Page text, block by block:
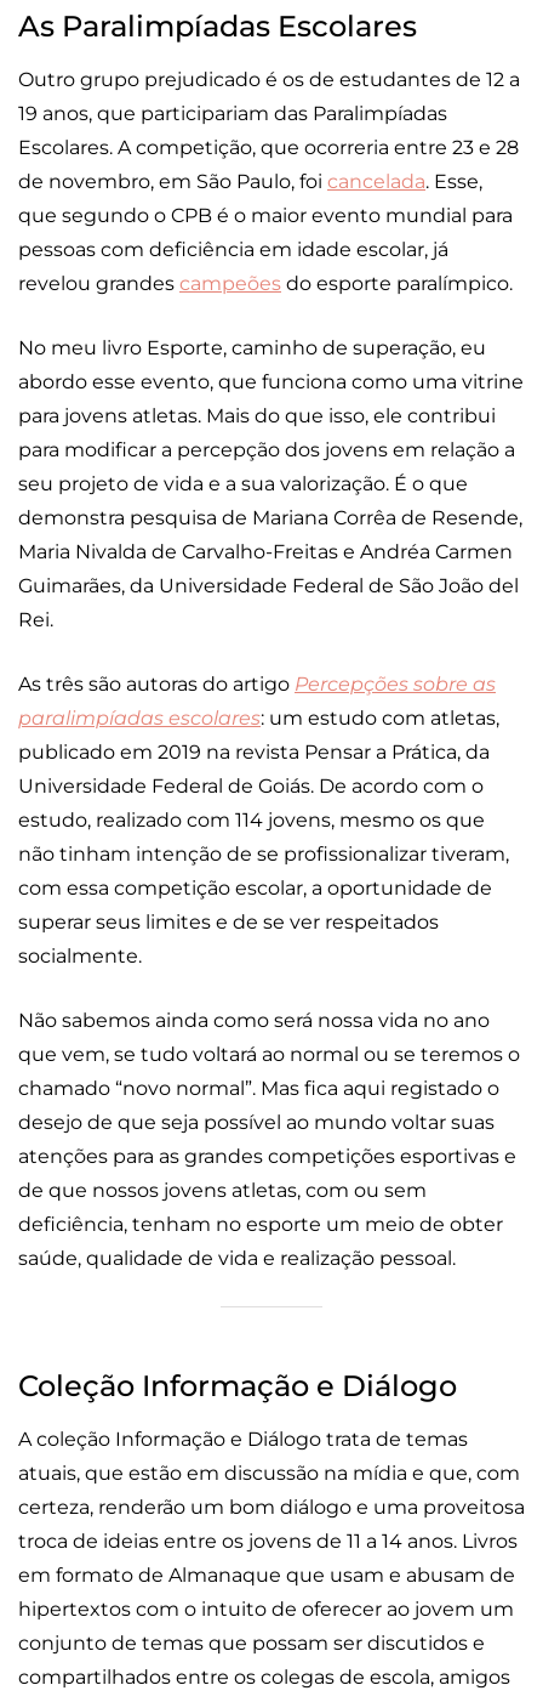
As Paralimpíadas Escolares
Outro grupo prejudicado é os de estudantes de 12 a
19 anos, que participariam das Paralimpíadas
Escolares. A competição, que ocorreria entre 23 e 28
de novembro, em São Paulo, foi cancelada. Esse,
que segundo o CPB é o maior evento mundial para
pessoas com deficiência em idade escolar, já
revelou grandes campeões do esporte paralímpico.
No meu livro Esporte, caminho de superação, eu
abordo esse evento, que funciona como uma vitrine
para jovens atletas. Mais do que isso, ele contribui
para modificar a percepção dos jovens em relação a
seu projeto de vida e a sua valorização. É o que
demonstra pesquisa de Mariana Corrêa de Resende,
Maria Nivalda de Carvalho-Freitas e Andréa Carmen
Guimarães, da Universidade Federal de São João del
Rei.
As três são autoras do artigo Percepções sobre as
paralimpíadas escolares: um estudo com atletas,
publicado em 2019 na revista Pensar a Prática, da
Universidade Federal de Goiás. De acordo com o
estudo, realizado com 114 jovens, mesmo os que
não tinham intenção de se profissionalizar tiveram,
com essa competição escolar, a oportunidade de
superar seus limites e de se ver respeitados
socialmente.
Não sabemos ainda como será nossa vida no ano
que vem, se tudo voltará ao normal ou se teremos o
chamado “novo normal”. Mas fica aqui registado o
desejo de que seja possível ao mundo voltar suas
atenções para as grandes competições esportivas e
de que nossos jovens atletas, com ou sem
deficiência, tenham no esporte um meio de obter
saúde, qualidade de vida e realização pessoal.
Coleção Informação e Diálogo
A coleção Informação e Diálogo trata de temas
atuais, que estão em discussão na mídia e que, com
certeza, renderão um bom diálogo e uma proveitosa
troca de ideias entre os jovens de 11 a 14 anos. Livros
em formato de Almanaque que usam e abusam de
hipertextos com o intuito de oferecer ao jovem um
conjunto de temas que possam ser discutidos e
compartilhados entre os colegas de escola, amigos